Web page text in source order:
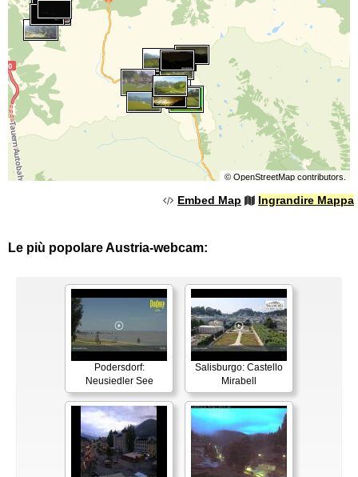
© OpenStreetMapcontributors.
Embed Map Ingrandire Mappa
Le più popolare Austria-webcam:
Podersdorf:
Neusiedler See
Salisburgo: Castello
Mirabell